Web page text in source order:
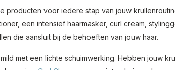
producten voor iedere stap van jouw
een intensief haarmasker, curl cream,
die aansluit bij de behoeften van jouw haar.
met een lichte schuimwerking. Hebben jouw